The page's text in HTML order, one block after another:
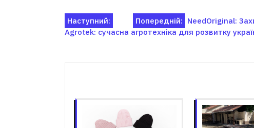
НавігаціяПопередній: NeedOriginal:
Наступний:
Agrotek: сучасна агротехніка для розвитку